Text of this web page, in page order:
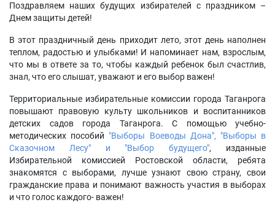
Поздравляем наших будущих избирателей с праздником –
Днем защиты детей!
В этот праздничный день приходит лето, этот день наполнен
теплом, радостью и улыбками! И напоминает нам, взрослым,
что мы в ответе за то, чтобы каждый ребенок был счастлив,
знал, что его слышат, уважают и его выбор важен!
Территориальные избирательные комиссии города Таганрога
повышают правовую культу школьников и воспитанников
детских садов города Таганрога. С помощью учебно-
методических пособий "Выборы Воеводы Дона", "Выборы в
Сказочном Лесу" и "Выбор будущего", изданные
Избирательной комиссией Ростовской области, ребята
знакомятся с выборами, лучше узнают свою страну, свои
гражданские права и понимают важность участия в выборах
и что голос каждого- важен!